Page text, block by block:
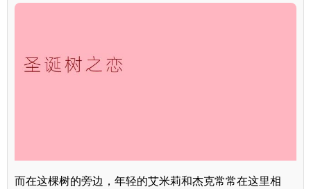
而在这棵树的旁边，年轻的艾米莉和杰克常常在这里相